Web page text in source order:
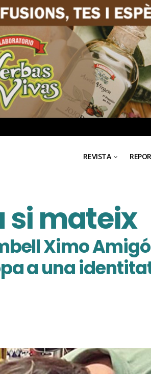
REVISTA
si mateix
Ximo
a una